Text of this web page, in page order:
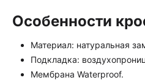
Особенности
Материал: натуральная
Подкладка:
Мембрана Waterproof.